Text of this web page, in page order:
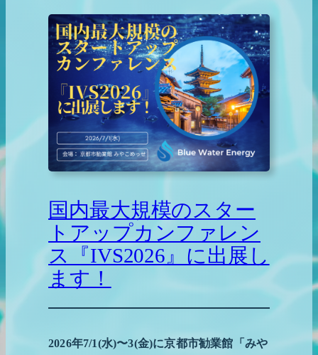
国内最大規模のスター
トアップカンファレン
ス『IVS2026』に出展し
ます！
2026年7/1(水)〜3(金)に京都市勧業館「みや